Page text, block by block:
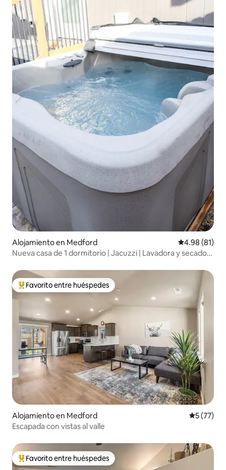
Alojamiento en Medford Calificación
4.98 (81)
Nueva casa de 1 dormitorio | Jacuzzi | Lavadora y secadora
Favorito entre huéspedes preferido
Favorito entre huéspedes
Alojamiento en Medford
5 (77)
Escapada con vistas al valle
Favorito entre huéspedes preferido
Favorito entre huéspedes